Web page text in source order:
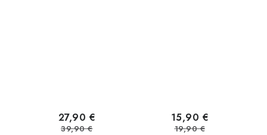
27,90 €
39,90 €
15,90 €
19,90 €